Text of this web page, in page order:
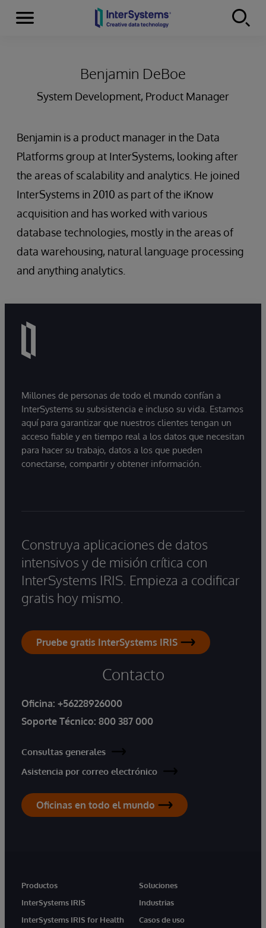
Skip to content
Menu
Benjamin DeBoe
System Development, Product Manager
Benjamin is a product manager in the Data
Platforms group at InterSystems, looking after
the areas of scalability and analytics. He joined
InterSystems in 2010 as part of the iKnow
acquisition and has worked with various
database technologies, mostly in the areas of
data warehousing, natural language processing
and anything analytics.
Millones de personas de todo el mundo confían a
InterSystems su subsistencia e incluso su vida. Estamos
aquí para garantizar que nuestros clientes tengan un
acceso fiable y en tiempo real a los datos que necesitan
para hacer su trabajo, datos a los que pueden
conectarse, compartir y obtener información.
Construya aplicaciones de datos
intensivos y de misión crítica con
InterSystems IRIS. Empieza a codificar
gratis hoy mismo.
Pruebe gratis InterSystems IRIS
Contacto
Oficina: +56228926000
Soporte Técnico: 800 387 000
Consultas generales
Asistencia por correo electrónico
Oficinas en todo el mundo
Productos
InterSystems IRIS
InterSystems IRIS for Health
Soluciones
Industrias
Casos de uso